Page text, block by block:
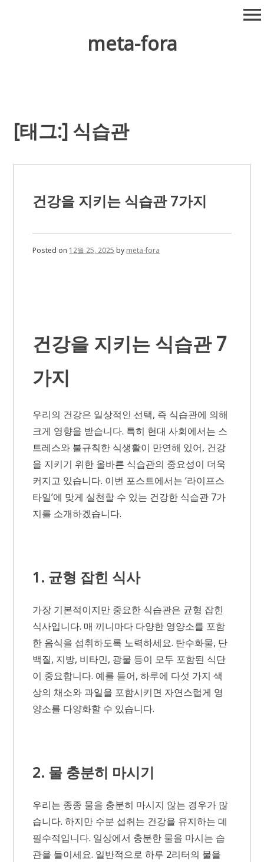
meta-fora
menu
[태그:] 식습관
건강을 지키는 식습관 7가지
Posted on 12월 25, 2025 by meta-fora
건강을 지키는 식습관 7
가지
우리의 건강은 일상적인 선택, 즉 식습관에 의해
크게 영향을 받습니다. 특히 현대 사회에서는 스
트레스와 불규칙한 식생활이 만연해 있어, 건강
을 지키기 위한 올바른 식습관의 중요성이 더욱
커지고 있습니다. 이번 포스트에서는 ‘라이프스
타일’에 맞게 실천할 수 있는 건강한 식습관 7가
지를 소개하겠습니다.
1. 균형 잡힌 식사
가장 기본적이지만 중요한 식습관은 균형 잡힌
식사입니다. 매 끼니마다 다양한 영양소를 포함
한 음식을 섭취하도록 노력하세요. 탄수화물, 단
백질, 지방, 비타민, 광물 등이 모두 포함된 식단
이 중요합니다. 예를 들어, 하루에 다섯 가지 색
상의 채소와 과일을 포함시키면 자연스럽게 영
양소를 다양화할 수 있습니다.
2. 물 충분히 마시기
우리는 종종 물을 충분히 마시지 않는 경우가 많
습니다. 하지만 수분 섭취는 건강을 유지하는 데
필수적입니다. 일상에서 충분한 물을 마시는 습
관을 들이세요. 일반적으로 하루 2리터의 물을